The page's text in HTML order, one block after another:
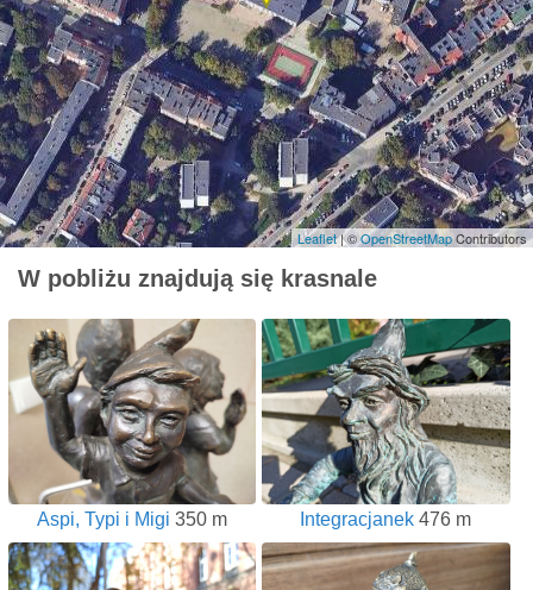
Leaflet| ©OpenStreetMapContributors
W pobliżu znajdują się krasnale
Aspi, Typi i Migi 350 m Integracjanek 476 m